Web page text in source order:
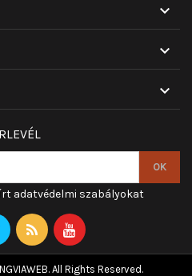



adatvédelmi szabályokat
All Rights Reserved.